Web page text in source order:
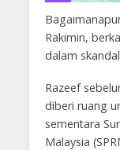
Rakimin,
dalam
Razeef
diberi ruang
sementara
Malaysia